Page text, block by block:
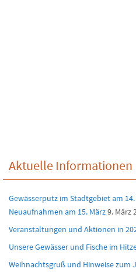
Aktuelle Informationen
Gewässerputz im Stadtgebiet am
Neuaufnahmen am 15. März9. März
Veranstaltungen und Aktionen in
Unsere Gewässer und Fische im
Weihnachtsgruß und Hinweise zum